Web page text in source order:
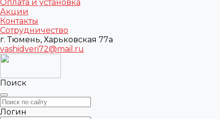
Оплата и установка
Акции
Контакты
Сотрудничество
г. Тюмень, Харьковская 77а
vashidveri72@mail.ru
Поиск
Логин